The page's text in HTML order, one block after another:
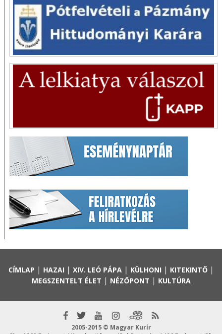
CÍMLAP | HAZAI | XIV. LEÓ PÁPA| KÜLHONI | KITEKINTŐ|
MEGSZENTELT ÉLET | NÉZŐPONT | KULTÚRA
2005-2015 © Magyar Kurír